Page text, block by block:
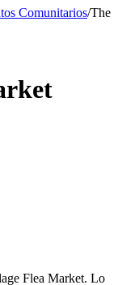
Comunitarios/The
Flea Market. Lo